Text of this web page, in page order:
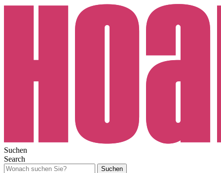
Suchen
Search
Suchen